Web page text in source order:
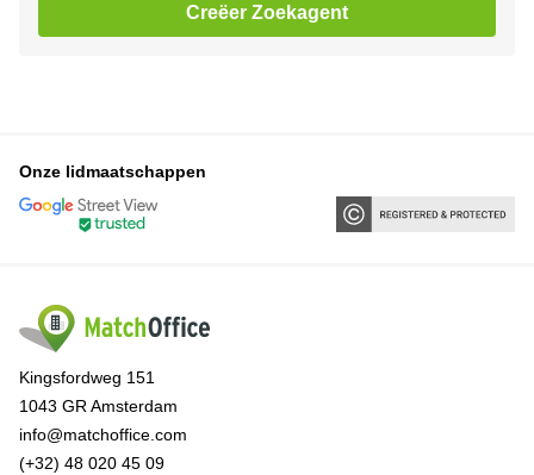
Creëer Zoekagent
Onze lidmaatschappen
Kingsfordweg 151
1043 GR Amsterdam
info@matchoffice.com
(+32) 48 020 45 09